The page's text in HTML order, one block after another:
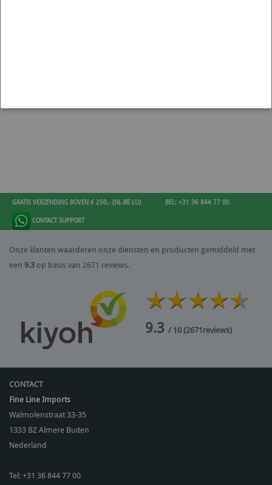
GRATIS VERZENDING BOVEN € 250,- (NL-BE-LU) BEL: +31 36 844 77 00
CONTACT SUPPORT
Onze klanten waarderen onze diensten en producten gemiddeld met
een 9.3 op basis van 2671 reviews.
9.3 / 10(2671reviews)
CONTACT
Fine Line Imports
Walmolenstraat 33-35
1333 BZAlmere Buiten
Nederland
Tel:+31 36 844 77 00